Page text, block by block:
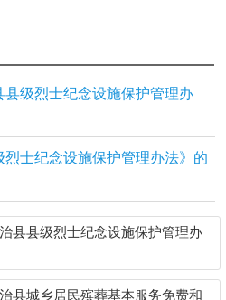
级烈士纪念设施保护管理办
士纪念设施保护管理办法》的
县县级烈士纪念设施保护管理办
县城乡居民殡葬基本服务免费和